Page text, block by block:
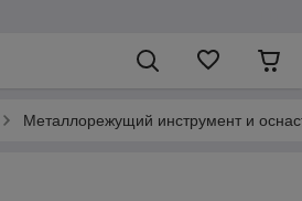
Металлорежущий инструмент и